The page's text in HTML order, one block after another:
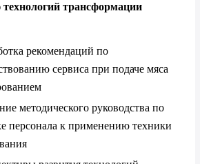
трансформации
рекомендаций по
сервиса при подаче мяса
методического руководства по
персонала к применению техники